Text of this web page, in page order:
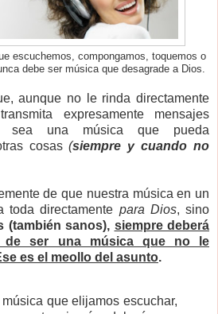
escuchemos, compongamos, toquemos o
debe ser música que desagrade a Dios.
aunque no le rinda directamente
expresamente mensajes
sea una música que pueda
cosas(siempre y cuando no
de que nuestra música en un
toda directamente para Dios, sino
(también sanos), siempre deberá
de ser una música que no le
es el meollo del asunto.
que elijamos escuchar,